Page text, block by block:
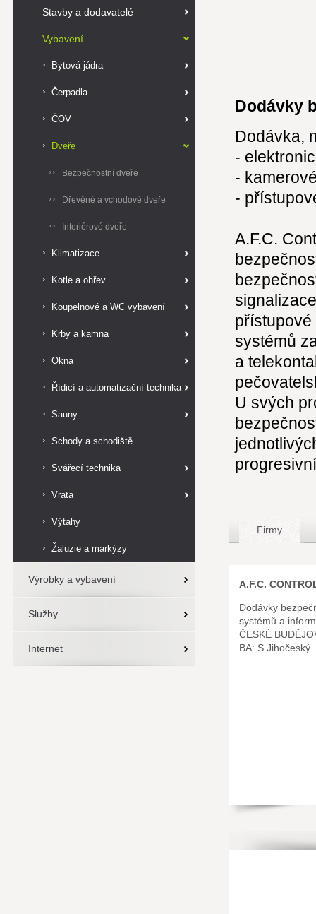
Stavby a dodavatelé
Vybavení
Bytová jádra
Čerpadla
ČOV
Dveře
Bezpečnostní dveře
Dřevěné a vchodové dveře
Interiérové dveře
Klimatizace
Kotle a ohřev
Koupelnové a WC vybavení
Krby a kamna
Okna
Řídicí a automatizační technika
Sauny
Schody a schodiště
Svářecí technika
Vrata
Výtahy
Žaluzie a markýzy
Výrobky a vybavení
Služby
Internet
Dodávky
Dodávka,
-
-
-
A.F.C.
systémů
a
U svých
Firmy
A.F.C.
Dodávky
systémů a
ČESKÉ
BA: S Jihočeský